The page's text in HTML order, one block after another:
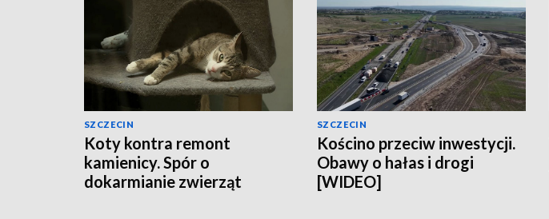
SZCZECIN
Koty kontra remont
kamienicy. Spór o
dokarmianie zwierząt
SZCZECIN
Kościno przeciw inwestycji.
Obawy o hałas i drogi
[WIDEO]